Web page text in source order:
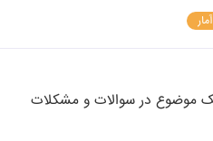
آمار
موضوع در سوالات و مشکلات